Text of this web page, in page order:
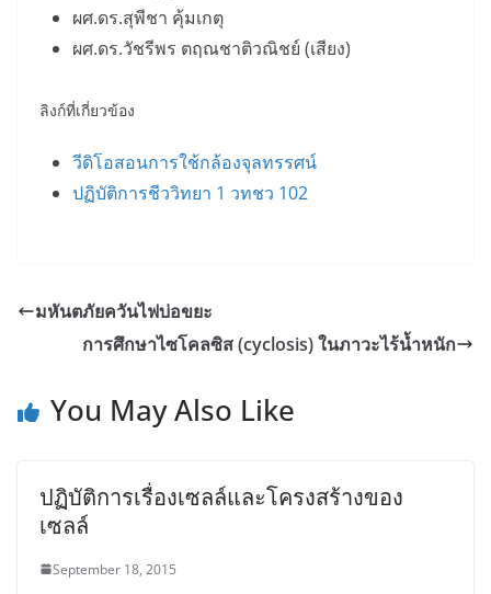
ผศ.ดร.สุพีชา คุ้มเกตุ
ผศ.ดร.วัชรีพร ตฤณชาติวณิชย์ (เสียง)
ลิงก์ที่เกี่ยวข้อง
วีดิโอสอนการใช้กล้องจุลทรรศน์
ปฏิบัติการชีววิทยา 1 วทชว 102
มหันตภัยควันไฟบ่อขยะ
การศึกษาไซโคลซิส (cyclosis) ในภาวะไร้น้ำหนัก
You May Also Like
ปฏิบัติการเรื่องเซลล์และโครงสร้างของ
เซลล์
September 18, 2015